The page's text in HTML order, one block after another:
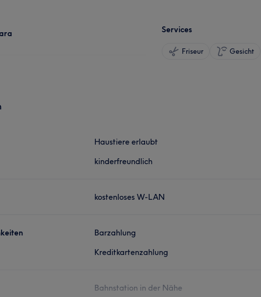
Services
Friseur Gesicht
Haustiere erlaubt
kinderfreundlich
kostenloses W-LAN
Barzahlung
Kreditkartenzahlung
Bahnstation in der Nähe